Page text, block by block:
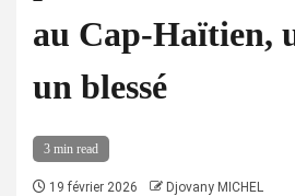
au Cap-Haïtien,
un blessé
3 min read
19 février 2026 Djovany MICHEL